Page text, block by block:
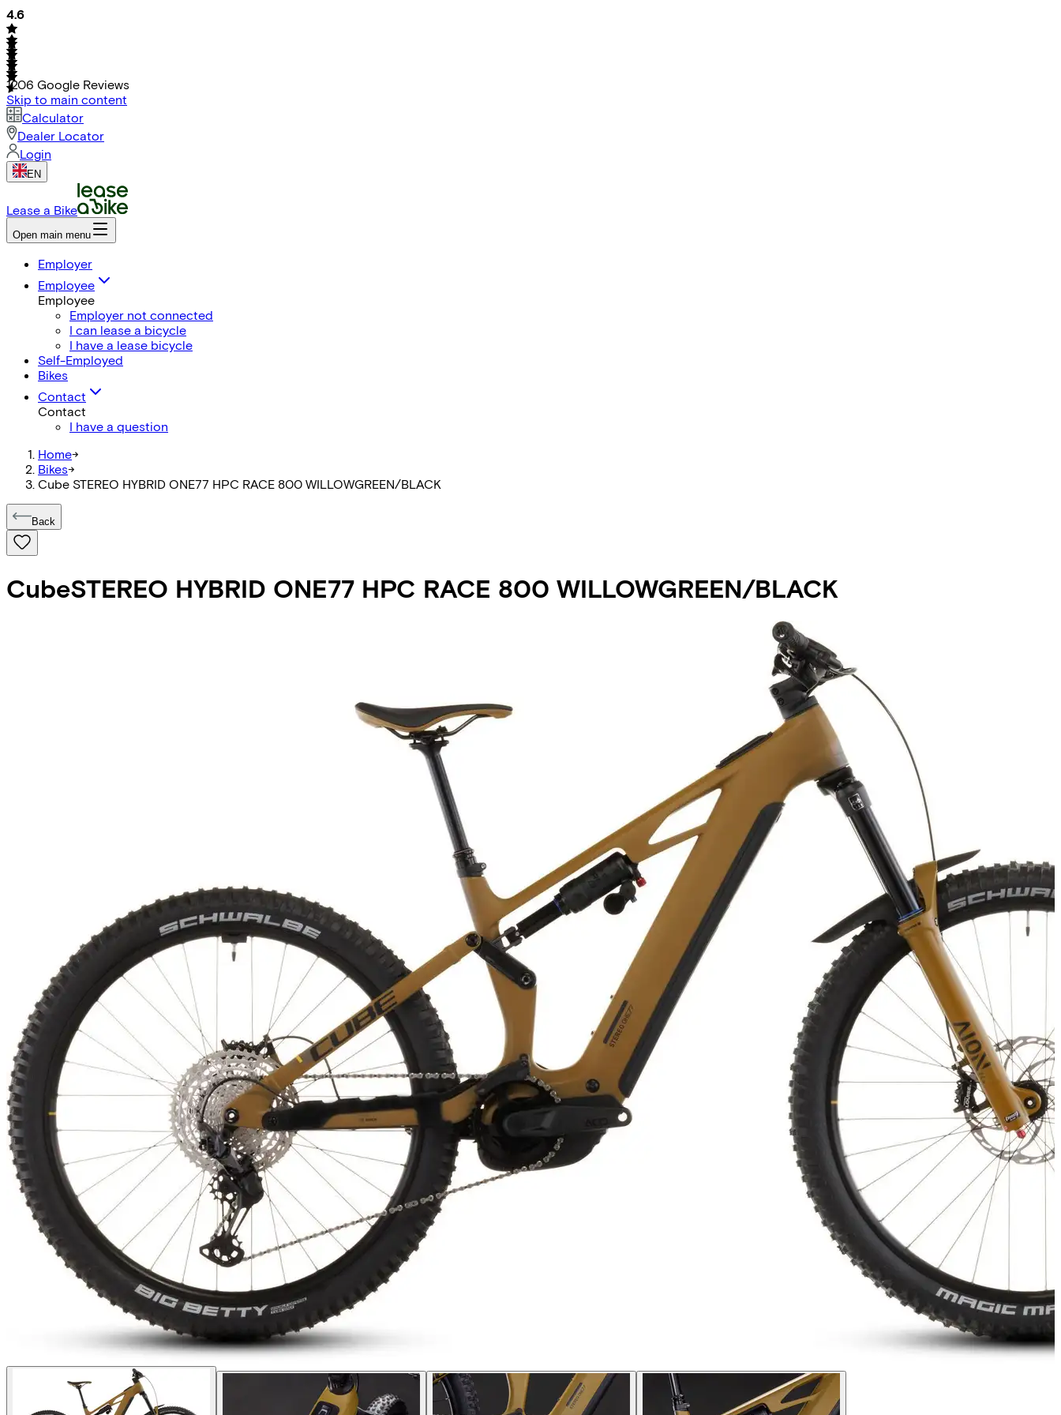
4.6
1206 Google Reviews
Skip to main content
Calculator
Dealer Locator
Login
EN
Lease a Bike
Open main menu
Employer
Employee
Employee
Employer not connected
I can lease a bicycle
I have a lease bicycle
Self-Employed
Bikes
Contact
Contact
I have a question
Home->
Bikes->
Cube STEREO HYBRID ONE77 HPC RACE 800 WILLOWGREEN/BLACK
Back
CubeSTEREO HYBRID ONE77 HPC RACE 800 WILLOWGREEN/BLACK